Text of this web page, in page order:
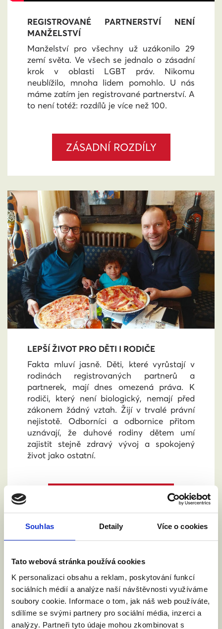
Souhlas Detaily Více o cookies
Tato webová stránka používá cookies
K personalizaci obsahu a reklam, poskytování funkcí
sociálních médií a analýze naší návštěvnosti využíváme
soubory cookie. Informace o tom, jak náš web používáte,
sdílíme se svými partnery pro sociální média, inzerci a
analýzy. Partneři tyto údaje mohou zkombinovat s
REGISTROVANÉ PARTNERSTVÍ NENÍ
MANŽELSTVÍ
Manželství pro všechny už uzákonilo 29
zemí světa. Ve všech se jednalo o zásadní
krok v oblasti LGBT práv. Nikomu
neublížilo, mnoha lidem pomohlo. U nás
máme zatím jen registrované partnerství. A
to není totéž: rozdílů je více než 100.
ZÁSADNÍ ROZDÍLY
LEPŠÍ ŽIVOT PRO DĚTI I RODIČE
Fakta mluví jasně. Děti, které vyrůstají v
rodinách registrovaných partnerů a
partnerek, mají dnes omezená práva. K
rodiči, který není biologický, nemají před
zákonem žádný vztah. Žijí v trvalé právní
nejistotě. Odborníci a odbornice přitom
uznávají, že duhové rodiny dětem umí
zajistit stejně zdravý vývoj a spokojený
život jako ostatní.